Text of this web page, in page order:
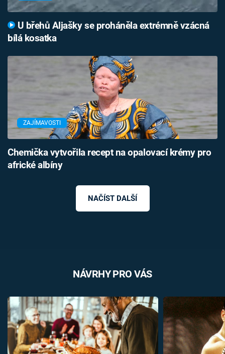
U břehů Aljašky se proháněla extrémně vzácná
bílá kosatka
ZAJÍMAVOSTI
Chemička vytvořila recept na opalovací krémy pro
africké albíny
NAČÍST DALŠÍ
NÁVRHY PRO VÁS